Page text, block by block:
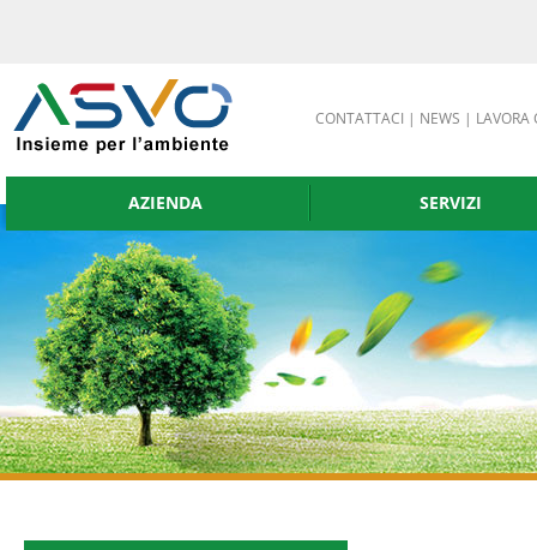
CONTATTACI | NEWS | LAVORA
AZIENDA SERVIZI